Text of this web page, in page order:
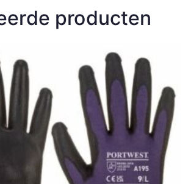
producten